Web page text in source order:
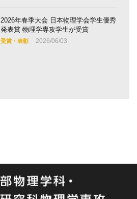
2026年春季大会 日本物理学会学生優秀
発表賞 物理学専攻学生が受賞
受賞・表彰 2026/06/03